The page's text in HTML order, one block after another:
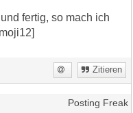
fertig, so mach ich
Zitieren
Posting Freak